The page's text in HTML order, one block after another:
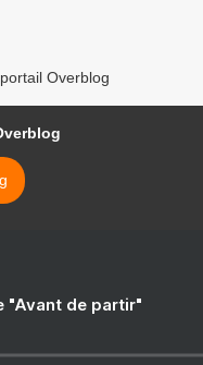
Overblog
"Avant de partir"